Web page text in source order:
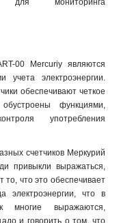
для мониторинга
00 Mercuriy являются
учета электроэнергии.
обеспечивают четкое
функциями,
употребления
счетчиков Меркурий
привыкли выражаться,
что это обеспечивает
электроэнергии, что в
многие выражаются,
и говорить о том, что